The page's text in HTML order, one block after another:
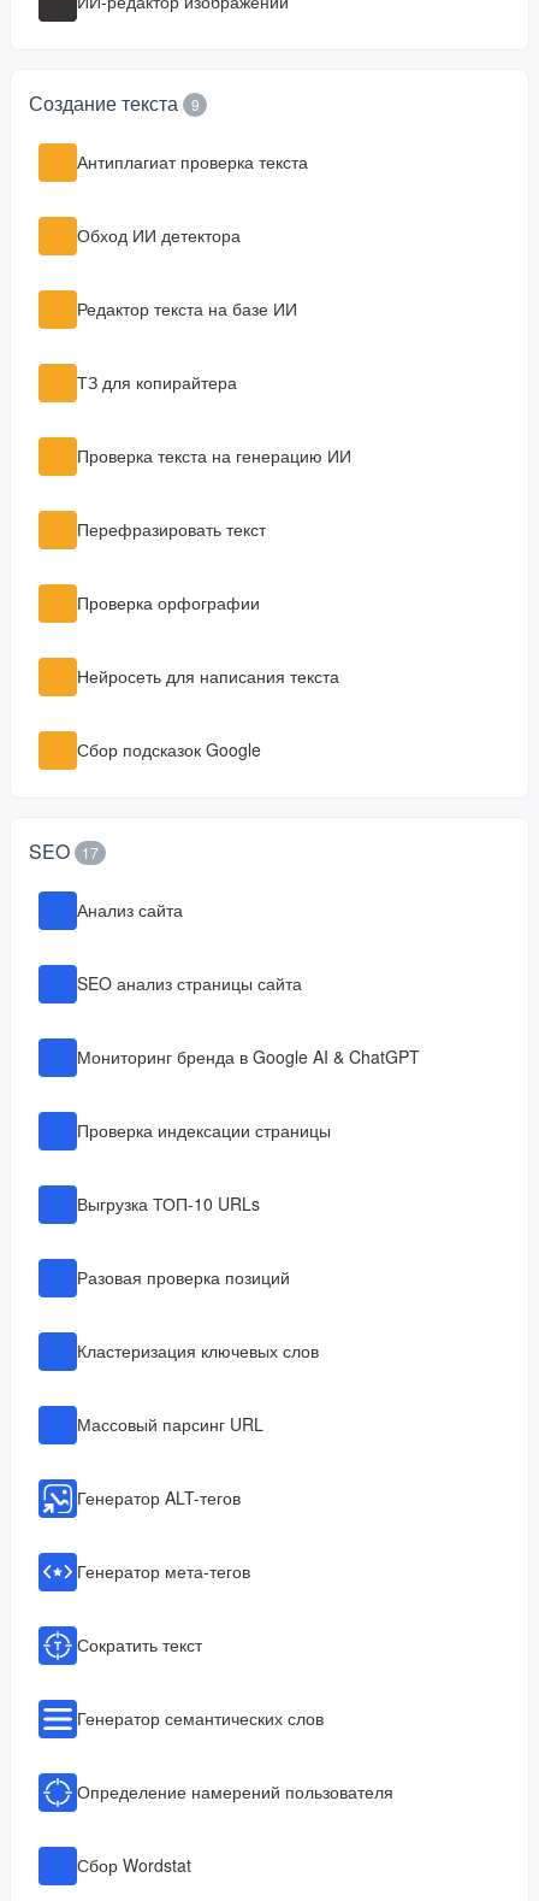
Создание текста 9
Антиплагиат проверка текста
Обход ИИ детектора
Редактор текста на базе ИИ
ТЗ для копирайтера
Проверка текста на генерацию ИИ
Перефразировать текст
Проверка орфографии
Нейросеть для написания текста
Сбор подсказок Google
SEO 17
Анализ сайта
SEO анализ страницы сайта
Мониторинг бренда в Google AI & ChatGPT
Проверка индексации страницы
Выгрузка ТОП-10 URLs
Разовая проверка позиций
Кластеризация ключевых слов
Массовый парсинг URL
Генератор ALT-тегов
Генератор мета-тегов
Сократить текст
Генератор семантических слов
Определение намерений пользователя
Сбор Wordstat